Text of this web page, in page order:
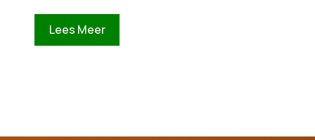
Lees Meer